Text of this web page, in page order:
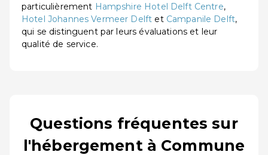
particulièrement Hampshire Hotel Delft Centre,
Hotel Johannes Vermeer Delft et Campanile Delft,
qui se distinguent par leurs évaluations et leur
qualité de service.
Questions fréquentes sur
l'hébergement à Commune